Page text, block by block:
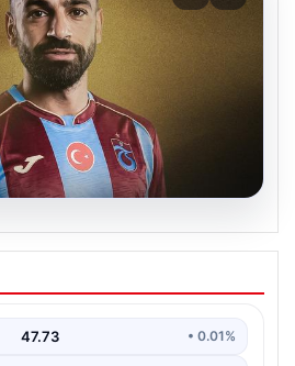
Mohamed Salah
rekor gelir…
47.73 • 0.01%